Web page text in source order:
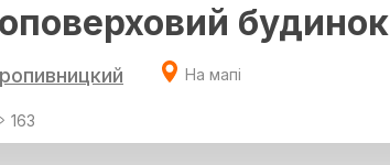
На мапі
163